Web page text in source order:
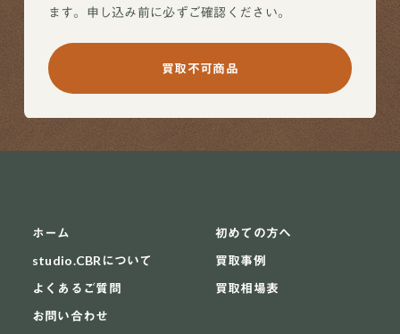
ます。申し込み前に必ずご確認ください。
買取不可商品
ホーム
studio.CBRについて
よくあるご質問
お問い合わせ
初めての方へ
買取事例
買取相場表